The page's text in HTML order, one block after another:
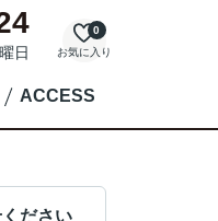
日 お気に入り
0
ACCESS
ださい